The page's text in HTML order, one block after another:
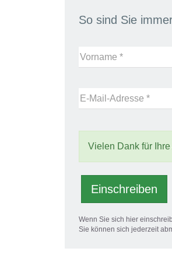
So sind Sie
Vorname *
E-Mail-Adresse *
Vielen Dank für
Einschreiben
Wenn Sie sich hier
Sie können sich jederzeit